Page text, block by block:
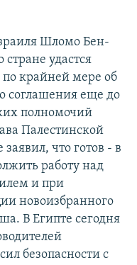
Шломо Бен-
удастся
по крайней мере об
соглашения еще до
полномочий
Палестинской
что готов - в
работу над
и при
новоизбранного
В Египте сегодня
безопасности с